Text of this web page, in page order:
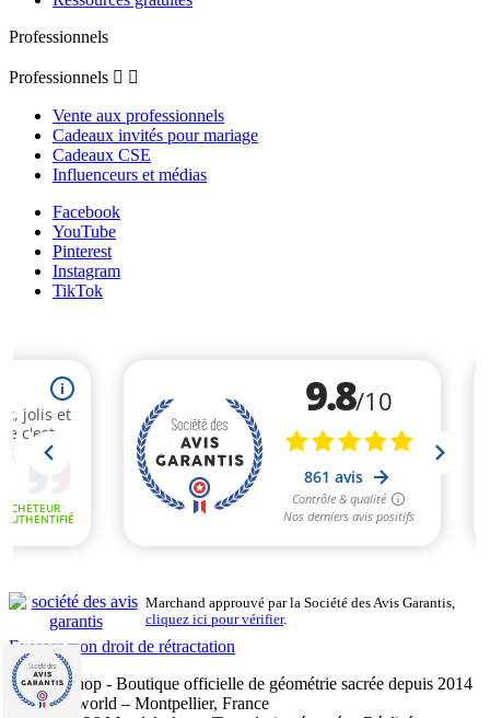
Professionnels
Professionnels  
Vente aux professionnels
Cadeaux invités pour mariage
Cadeaux CSE
Influenceurs et médias
Facebook
YouTube
Pinterest
Instagram
TikTok
Marchand approuvé par la Société des Avis Garantis,
cliquez ici pour vérifier.
Exercer mon droit de rétractation
Mandalashop - Boutique officielle de géométrie sacrée depuis 2014
- Sarl Uniworld – Montpellier, France